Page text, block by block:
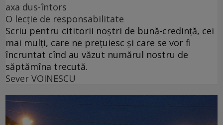
axa dus-întors
O lecție de responsabilitate
Scriu pentru cititorii noștri de bună-credință, cei
mai mulți, care ne prețuiesc și care se vor fi
încruntat cînd au văzut numărul nostru de
săptămîna trecută.
Sever VOINESCU